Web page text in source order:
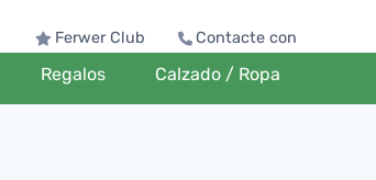
Ferwer Club Contacte con
Regalos Calzado / Ropa